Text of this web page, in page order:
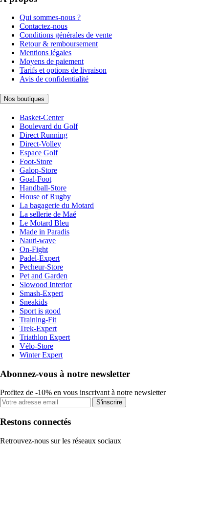
Qui sommes-nous ?
Contactez-nous
Conditions générales de vente
Retour & remboursement
Mentions légales
Moyens de paiement
Tarifs et options de livraison
Avis de confidentialité
Nos boutiques
Basket-Center
Boulevard du Golf
Direct Running
Direct-Volley
Espace Golf
Foot-Store
Galop-Store
Goal-Foot
Handball-Store
House of Rugby
La bagagerie du Motard
La sellerie de Maé
Le Motard Bleu
Made in Paradis
Nauti-wave
On-Fight
Padel-Expert
Pecheur-Store
Pet and Garden
Slowood Interior
Smash-Expert
Sneakids
Sport is good
Training-Fit
Trek-Expert
Triathlon Expert
Vélo-Store
Winter Expert
Abonnez-vous à notre newsletter
Profitez de -10% en vous inscrivant à notre newsletter
S'inscrire
Restons connectés
Retrouvez-nous sur les réseaux sociaux